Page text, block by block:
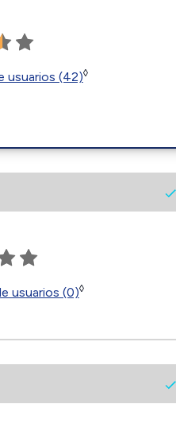
usuarios (42)◊
usuarios (0)◊